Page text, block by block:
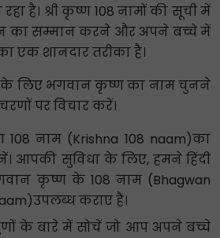
है। श्री कृष्ण 108 नामों की सूची में
का सम्मान करने और अपने बच्चे में
एक शानदार तरीका है।
लिए भगवान कृष्ण का नाम चुनने
पर विचार करें।
नाम (Krishna 108 naam)का
आपकी सुविधा के लिए, हमने हिंदी
कृष्ण के 108 नाम (Bhagwan
कराए हैं।
के बारे में सोचें जो आप अपने बच्चे